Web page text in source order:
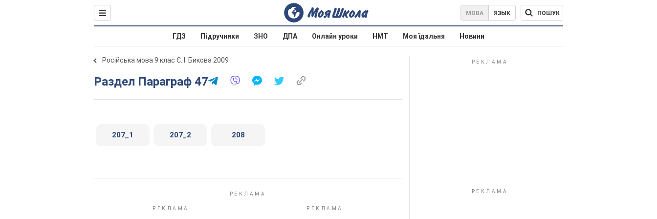
МОВА ЯЗЫК ПОШУК
ГДЗ Підручники ЗНО ДПА Онлайн уроки НМТ Моя їдальня Новини
Російська мова 9 клас Є. І. Бикова 2009
Раздел Параграф 47
207_1 207_2 208